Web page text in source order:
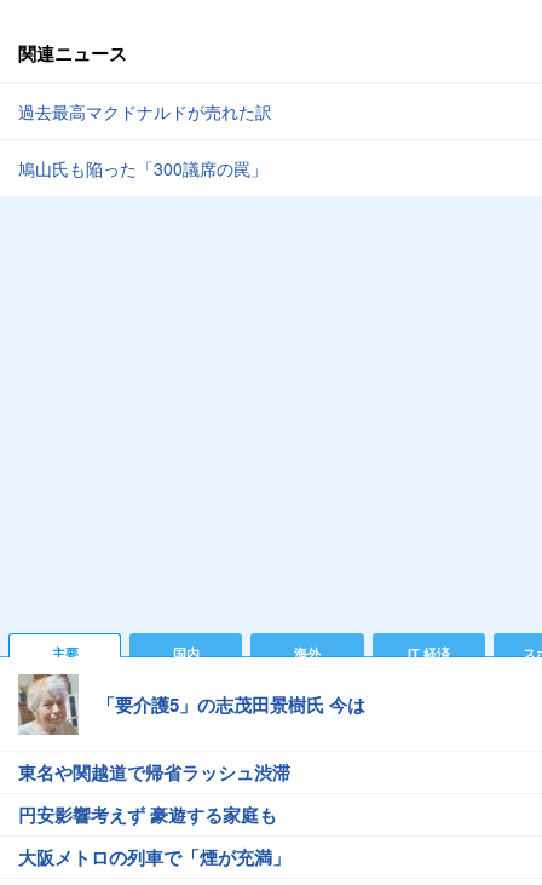
関連ニュース
過去最高マクドナルドが売れた訳
鳩山氏も陥った「300議席の罠」
主要 国内 海外 IT 経済 ス
「要介護5」の志茂田景樹氏 今は
東名や関越道で帰省ラッシュ渋滞
円安影響考えず 豪遊する家庭も
大阪メトロの列車で「煙が充満」